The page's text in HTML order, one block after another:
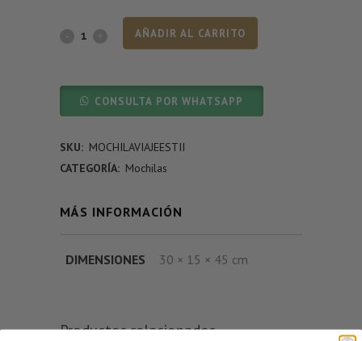
AÑADIR AL CARRITO
CONSULTA POR WHATSAPP
SKU: MOCHILAVIAJEESTII
CATEGORÍA: Mochilas
MÁS INFORMACIÓN
DIMENSIONES 30 × 15 × 45 cm
Productos relacionados...